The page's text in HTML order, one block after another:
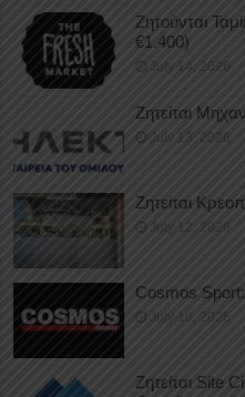
Ζητούνται
€1.400)
July 14, 2026
Ζητείται
July 13, 2026
Ζητείται
July 12, 2026
Cosmos
July 10, 2026
Ζητείται Site